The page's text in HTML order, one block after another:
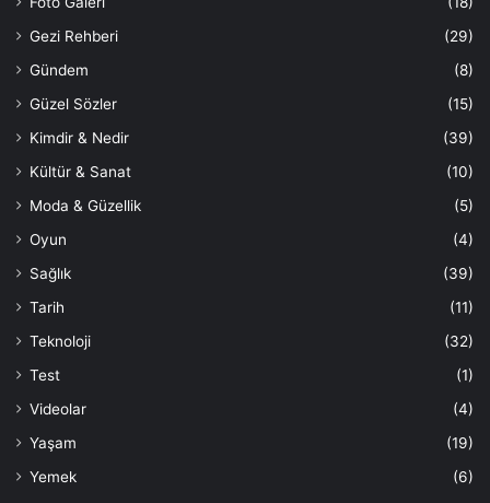
Gezi Rehberi
(29)
Gündem
(8)
Güzel Sözler
(15)
Kimdir & Nedir
(39)
Kültür & Sanat
(10)
Moda & Güzellik
(5)
Oyun
(4)
Sağlık
(39)
Tarih
(11)
Teknoloji
(32)
Test
(1)
Videolar
(4)
Yaşam
(19)
Yemek
(6)